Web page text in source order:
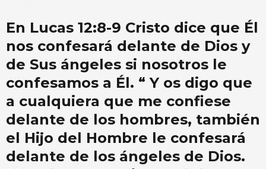
En Lucas 12:8-9 Cristo dice que Él
nos confesará delante de Dios y
de Sus ángeles si nosotros le
confesamos a Él. “ Y os digo que
a cualquiera que me confiese
delante de los hombres, también
el Hijo del Hombre le confesará
delante de los ángeles de Dios.